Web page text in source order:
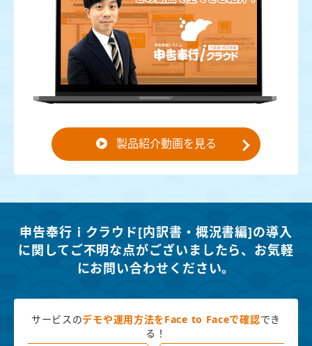
製品紹介動画を見る
申告奉行ｉクラウド[内訳書・概況書編]の導入
に関してご不明な点がございましたら、 お気軽
にお問い合わせください。
サービスのデモや運用方法を Face to Faceで確認でき
る！